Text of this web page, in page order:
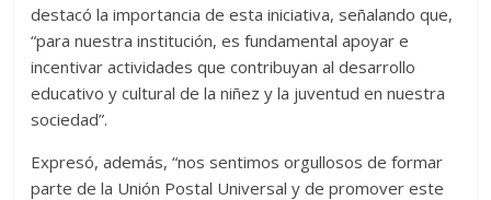
destacó la importancia de esta iniciativa, señalando que,
“para nuestra institución, es fundamental apoyar e
incentivar actividades que contribuyan al desarrollo
educativo y cultural de la niñez y la juventud en nuestra
sociedad”.
Expresó, además, “nos sentimos orgullosos de formar
parte de la Unión Postal Universal y de promover este